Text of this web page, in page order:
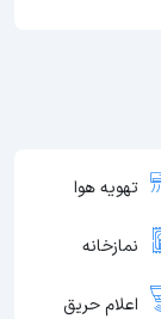
تهویه هوا
نمازخانه
اعلام حریق